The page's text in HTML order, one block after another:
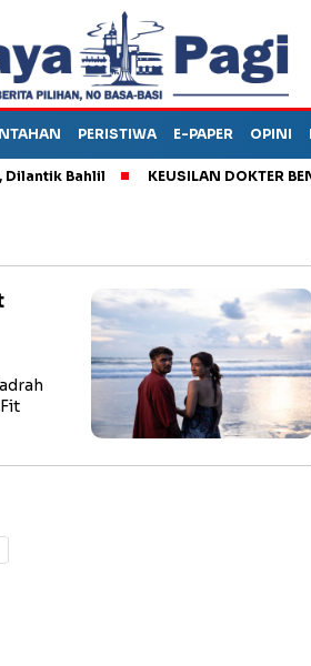
PERISTIWA E-PAPER OPINI
Bahlil KEUSILAN DOKTER BENI,